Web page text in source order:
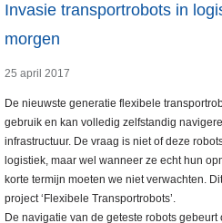
Invasie transportrobots in
morgen
25 april 2017
De nieuwste generatie flexibele
gebruik en kan volledig zelfstandig
infrastructuur. De vraag is niet of deze
logistiek, maar wel wanneer ze echt hun
korte termijn moeten we niet verwachten.
project ‘Flexibele Transportrobots’.
De navigatie van de geteste robots gebeurt